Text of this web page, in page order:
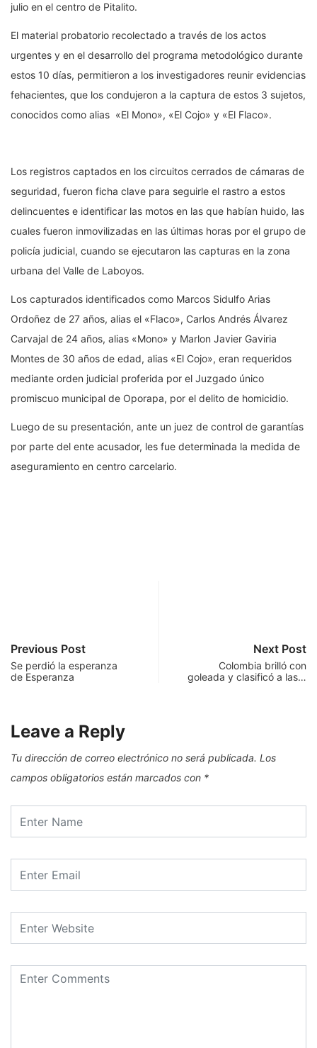
julio en el centro de Pitalito.
El material probatorio recolectado a través de los actos
urgentes y en el desarrollo del programa metodológico durante
estos 10 días, permitieron a los investigadores reunir evidencias
fehacientes, que los condujeron a la captura de estos 3 sujetos,
conocidos como alias «El Mono», «El Cojo» y «El Flaco».
Los registros captados en los circuitos cerrados de cámaras de
seguridad, fueron ficha clave para seguirle el rastro a estos
delincuentes e identificar las motos en las que habían huido, las
cuales fueron inmovilizadas en las últimas horas por el grupo de
policía judicial, cuando se ejecutaron las capturas en la zona
urbana del Valle de Laboyos.
Los capturados identificados como Marcos Sidulfo Arias
Ordoñez de 27 años, alias el «Flaco», Carlos Andrés Álvarez
Carvajal de 24 años, alias «Mono» y Marlon Javier Gaviria
Montes de 30 años de edad, alias «El Cojo», eran requeridos
mediante orden judicial proferida por el Juzgado único
promiscuo municipal de Oporapa, por el delito de homicidio.
Luego de su presentación, ante un juez de control de garantías
por parte del ente acusador, les fue determinada la medida de
aseguramiento en centro carcelario.
Previous Post
Se perdió la esperanza
de Esperanza
Next Post
Colombia brilló con
goleada y clasificó a las…
Leave a Reply
Tu dirección de correo electrónico no será publicada. Los
campos obligatorios están marcados con *